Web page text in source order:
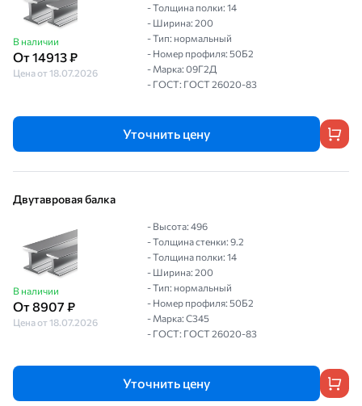
В наличии
От 14913 ₽
Цена от 18.07.2026
- Толщина полки: 14
- Ширина: 200
- Тип: нормальный
- Номер профиля: 50Б2
- Марка: 09Г2Д
- ГОСТ: ГОСТ 26020-83
Уточнить цену
Двутавровая балка
В наличии
От 8907 ₽
Цена от 18.07.2026
- Высота: 496
- Толщина стенки: 9.2
- Толщина полки: 14
- Ширина: 200
- Тип: нормальный
- Номер профиля: 50Б2
- Марка: С345
- ГОСТ: ГОСТ 26020-83
Уточнить цену